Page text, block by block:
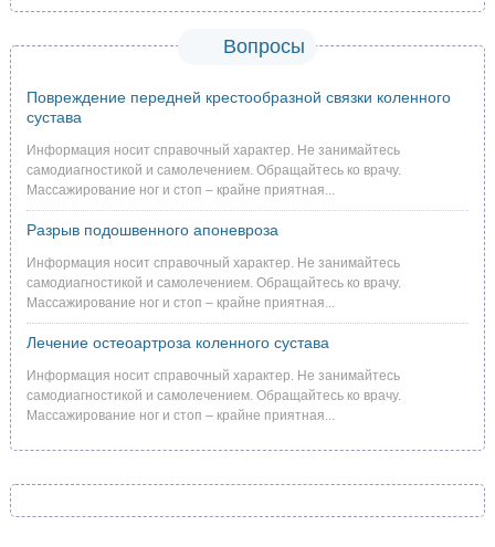
Вопросы
Повреждение передней крестообразной связки коленного
сустава
Информация носит справочный характер. Не занимайтесь
самодиагностикой и самолечением. Обращайтесь ко врачу.
Массажирование ног и стоп – крайне приятная...
Разрыв подошвенного апоневроза
Информация носит справочный характер. Не занимайтесь
самодиагностикой и самолечением. Обращайтесь ко врачу.
Массажирование ног и стоп – крайне приятная...
Лечение остеоартроза коленного сустава
Информация носит справочный характер. Не занимайтесь
самодиагностикой и самолечением. Обращайтесь ко врачу.
Массажирование ног и стоп – крайне приятная...